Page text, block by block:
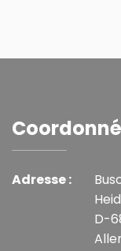
Adresse :
D-